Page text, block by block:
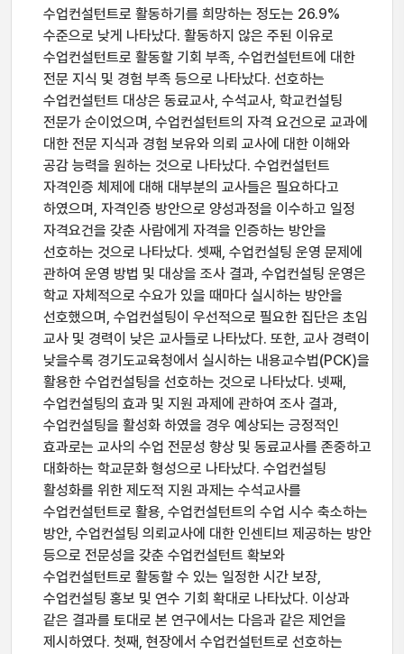
수업컨설턴트로 활동하기를 희망하는 정도는 26.9%
수준으로 낮게 나타났다. 활동하지 않은 주된 이유로
수업컨설턴트로 활동할 기회 부족, 수업컨설턴트에 대한
전문 지식 및 경험 부족 등으로 나타났다. 선호하는
수업컨설턴트 대상은 동료교사, 수석교사, 학교컨설팅
전문가 순이었으며, 수업컨설턴트의 자격 요건으로 교과에
대한 전문 지식과 경험 보유와 의뢰 교사에 대한 이해와
공감 능력을 원하는 것으로 나타났다. 수업컨설턴트
자격인증 체제에 대해 대부분의 교사들은 필요하다고
하였으며, 자격인증 방안으로 양성과정을 이수하고 일정
자격요건을 갖춘 사람에게 자격을 인증하는 방안을
선호하는 것으로 나타났다. 셋째, 수업컨설팅 운영 문제에
관하여 운영 방법 및 대상을 조사 결과, 수업컨설팅 운영은
학교 자체적으로 수요가 있을 때마다 실시하는 방안을
선호했으며, 수업컨설팅이 우선적으로 필요한 집단은 초임
교사 및 경력이 낮은 교사들로 나타났다. 또한, 교사 경력이
낮을수록 경기도교육청에서 실시하는 내용교수법(PCK)을
활용한 수업컨설팅을 선호하는 것으로 나타났다. 넷째,
수업컨설팅의 효과 및 지원 과제에 관하여 조사 결과,
수업컨설팅을 활성화 하였을 경우 예상되는 긍정적인
효과로는 교사의 수업 전문성 향상 및 동료교사를 존중하고
대화하는 학교문화 형성으로 나타났다. 수업컨설팅
활성화를 위한 제도적 지원 과제는 수석교사를
수업컨설턴트로 활용, 수업컨설턴트의 수업 시수 축소하는
방안, 수업컨설팅 의뢰교사에 대한 인센티브 제공하는 방안
등으로 전문성을 갖춘 수업컨설턴트 확보와
수업컨설턴트로 활동할 수 있는 일정한 시간 보장,
수업컨설팅 홍보 및 연수 기회 확대로 나타났다. 이상과
같은 결과를 토대로 본 연구에서는 다음과 같은 제언을
제시하였다. 첫째, 현장에서 수업컨설턴트로 선호하는